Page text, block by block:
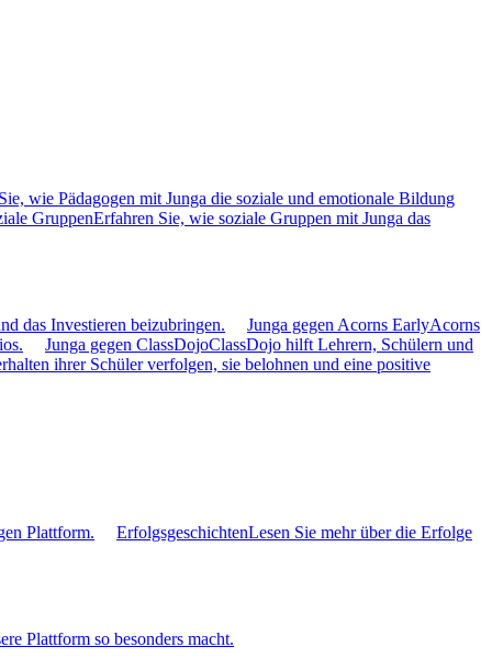
wie Pädagogen mit Junga die soziale und emotionale Bildung
GruppenErfahren Sie, wie soziale Gruppen mit Junga das
das Investieren beizubringen. Junga gegen Acorns EarlyAcorns
Junga gegen ClassDojoClassDojo hilft Lehrern, Schülern und
ihrer Schüler verfolgen, sie belohnen und eine positive
Plattform. ErfolgsgeschichtenLesen Sie mehr über die Erfolge
Plattform so besonders macht.